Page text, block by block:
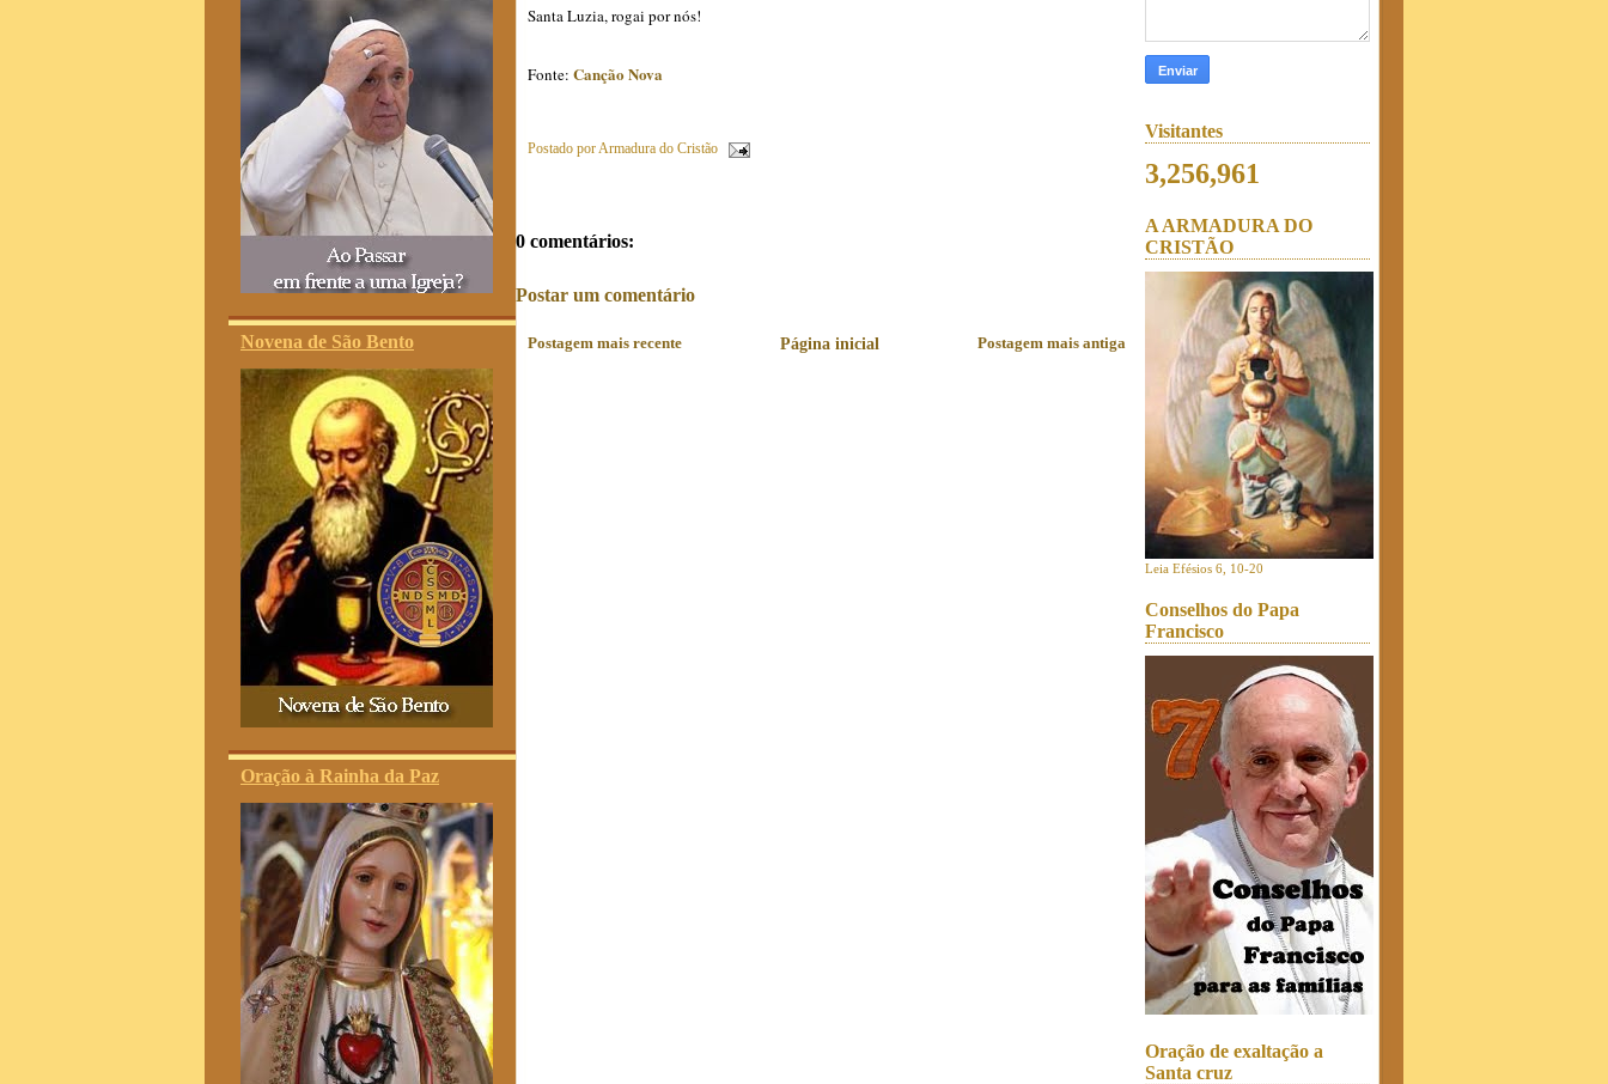
Novena de São Bento
Oração à Rainha da Paz
Santa Luzia, rogai por nós!
Fonte: Canção Nova
Postado porArmadura do Cristão
0 comentários:
Postar um comentário
Postagem mais recente Postagem mais antiga
Página inicial
Visitantes
3,256,961
A ARMADURA DO
CRISTÃO
Leia Efésios 6, 10-20
Conselhos do Papa
Francisco
Oração de exaltação a
Santa cruz